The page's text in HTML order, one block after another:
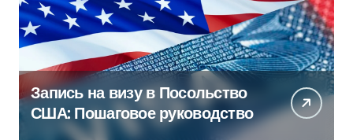
Запись на визу в Посольство
США: Пошаговое руководство